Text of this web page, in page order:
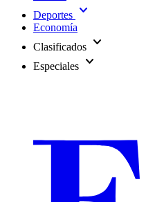
Deportes expand_more
Economía
Clasificados expand_more
Especiales expand_more